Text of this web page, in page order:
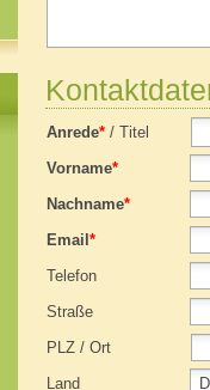
Anrede*/ Titel
Vorname*
Nachname*
Email *
Telefon
Straße
PLZ/ Ort
Land